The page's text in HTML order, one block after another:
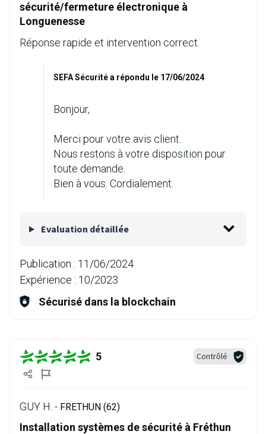
sécurité/fermeture électronique à
Longuenesse
Réponse rapide et intervention correct.
SEFA Sécurité a répondu le 17/06/2024
Bonjour,
Merci pour votre avis client.
Nous restons à votre disposition pour
toute demande.
Bien à vous. Cordialement.
Evaluation détaillée
Publication : 11/06/2024
Expérience : 10/2023
Sécurisé dans la blockchain
5 Contrôlé
GUY H. - FRETHUN (62)
Installation systèmes de sécurité à Fréthun